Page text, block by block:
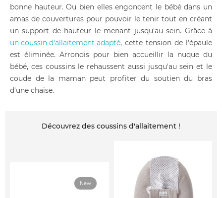
bonne hauteur. Ou bien elles engoncent le bébé dans un
amas de couvertures pour pouvoir le tenir tout en créant
un support de hauteur le menant jusqu'au sein. Grâce à
un coussin d'allaitement adapté, cette tension de l'épaule
est éliminée. Arrondis pour bien accueillir la nuque du
bébé, ces coussins le rehaussent aussi jusqu'au sein et le
coude de la maman peut profiter du soutien du bras
d'une chaise.
Découvrez des coussins d'allaitement !
New